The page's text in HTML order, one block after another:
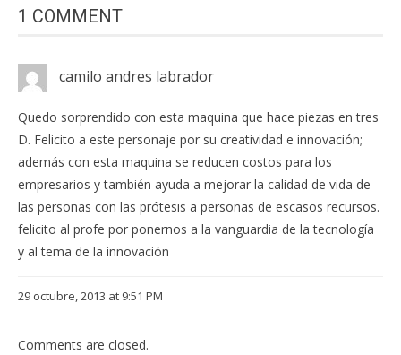
1 COMMENT
camilo andres labrador
Quedo sorprendido con esta maquina que hace piezas en tres
D. Felicito a este personaje por su creatividad e innovación;
además con esta maquina se reducen costos para los
empresarios y también ayuda a mejorar la calidad de vida de
las personas con las prótesis a personas de escasos recursos.
felicito al profe por ponernos a la vanguardia de la tecnología
y al tema de la innovación
29 octubre, 2013 at 9:51 PM
Comments are closed.